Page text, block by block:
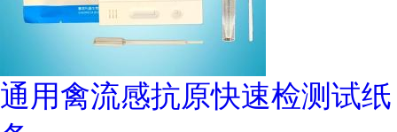
通用禽流感抗原快速检测试纸